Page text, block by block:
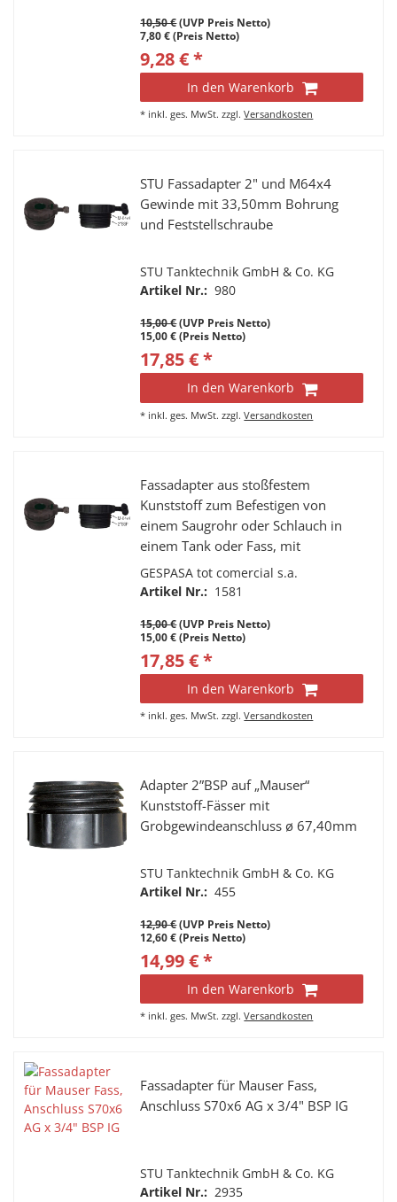
10,50 €(UVP Preis Netto)
7,80 € (Preis Netto)
9,28 € *
In den Warenkorb
* inkl. ges. MwSt. zzgl.Versandkosten
STU Fassadapter 2" und M64x4
Gewinde mit 33,50mm Bohrung
und Feststellschraube
STU Tanktechnik GmbH & Co. KG
Artikel Nr.: 980
15,00 €(UVP Preis Netto)
15,00 € (Preis Netto)
17,85 € *
In den Warenkorb
* inkl. ges. MwSt. zzgl.Versandkosten
Fassadapter aus stoßfestem
Kunststoff zum Befestigen von
einem Saugrohr oder Schlauch in
einem Tank oder Fass, mit
Feststellschraube. Außengewinde
mit 2" BSP und M64x4, ø innen
GESPASA tot comercial s.a.
Artikel Nr.: 1581
15,00 €(UVP Preis Netto)
15,00 € (Preis Netto)
17,85 € *
In den Warenkorb
* inkl. ges. MwSt. zzgl.Versandkosten
Adapter 2”BSP auf „Mauser“
Kunststoff-Fässer mit
Grobgewindeanschluss ø 67,40mm
STU Tanktechnik GmbH & Co. KG
Artikel Nr.: 455
12,90 €(UVP Preis Netto)
12,60 € (Preis Netto)
14,99 € *
In den Warenkorb
* inkl. ges. MwSt. zzgl.Versandkosten
Fassadapter für Mauser Fass,
Anschluss S70x6 AG x 3/4" BSP IG
STU Tanktechnik GmbH & Co. KG
Artikel Nr.: 2935